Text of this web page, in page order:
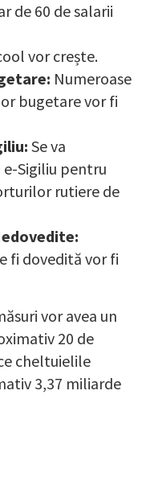
de 60 de salarii
vor crește.
Numeroase
bugetare vor fi
Se va
Sigiliu pentru
rutiere de
fi dovedită vor fi
vor avea un
20 de
cheltuielile
3,37 miliarde